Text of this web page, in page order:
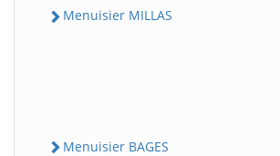
Menuisier MILLAS
Menuisier BAGES